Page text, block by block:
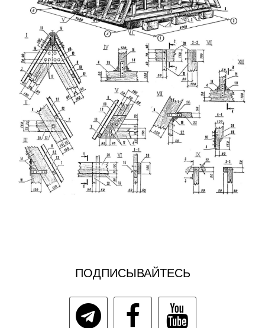
ПОДПИСЫВАЙТЕСЬ